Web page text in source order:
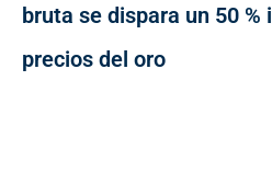
bruta se dispara un 50 %
precios del oro